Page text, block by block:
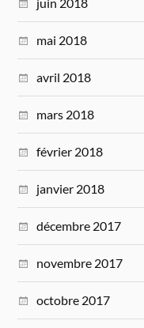
mai 2018
avril 2018
mars 2018
février 2018
janvier 2018
décembre 2017
novembre 2017
octobre 2017